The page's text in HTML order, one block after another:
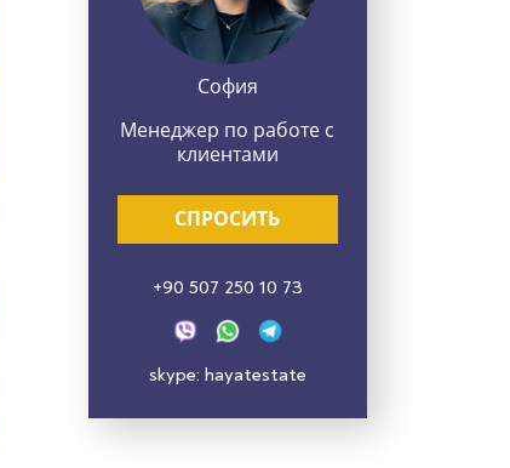
София
Менеджер по работе с
клиентами
СПРОСИТЬ
+90 507 250 10 73
skype: hayatestate